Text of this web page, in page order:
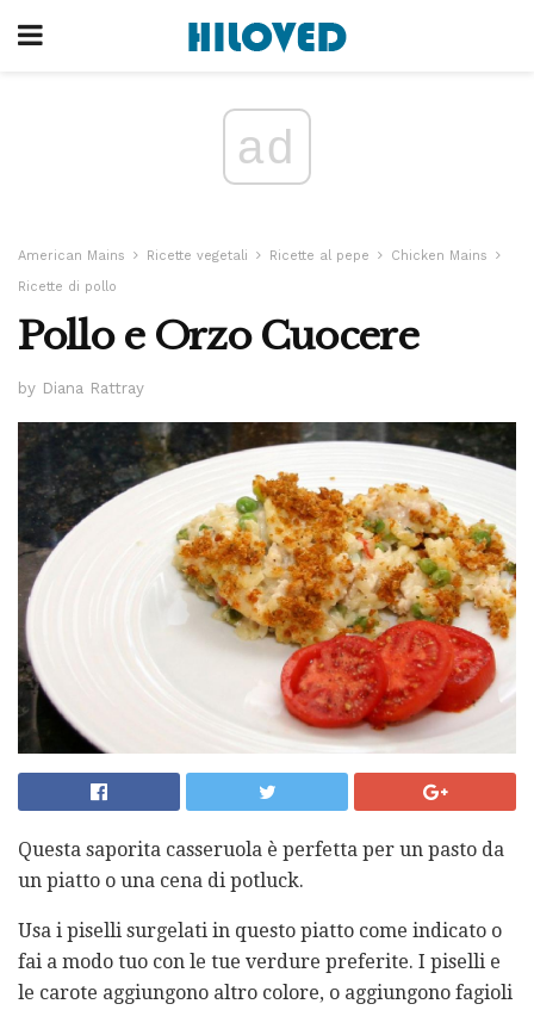
ad
American Mains Ricette vegetali Ricette al pepe
Chicken Mains
Ricette di pollo
Pollo e Orzo Cuocere
by Diana Rattray
Questa saporita casseruola è perfetta per un pasto da
un piatto o una cena di potluck.
Usa i piselli surgelati in questo piatto come indicato o
fai a modo tuo con le tue verdure preferite. I piselli e
le carote aggiungono altro colore, o aggiungono fagioli